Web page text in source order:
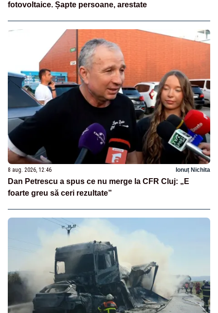
fotovoltaice. Șapte persoane, arestate
8 aug. 2026, 12:46 Ionuț Nichita
Dan Petrescu a spus ce nu merge la CFR Cluj: „E
foarte greu să ceri rezultate”